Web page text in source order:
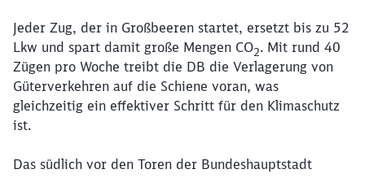
Jeder Zug, der in Großbeeren startet, ersetzt bis zu 52
Lkw und spart damit große Mengen CO2. Mit rund 40
Zügen pro Woche treibt die DB die Verlagerung von
Güterverkehren auf die Schiene voran, was
gleichzeitig ein effektiver Schritt für den Klimaschutz
ist.
Das südlich vor den Toren der Bundeshauptstadt